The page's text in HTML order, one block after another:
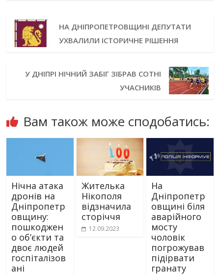
НА ДНІПРОПЕТРОВЩИНІ ДЕПУТАТИ
УХВАЛИЛИ ІСТОРИЧНЕ РІШЕННЯ
У ДНІПРІ НІЧНИЙ ЗАБІГ ЗІБРАВ СОТНІ
УЧАСНИКІВ
Вам також може сподобатись:
Нічна атака
дронів на
Дніпропетр
овщину:
пошкоджен
о об’єкти та
двоє людей
госпіталізов
ані
Жителька
Нікополя
відзначила
сторіччя
12.09.2023
На
Дніпропетр
овщині біля
аварійного
мосту
чоловік
погрожував
підірвати
гранату